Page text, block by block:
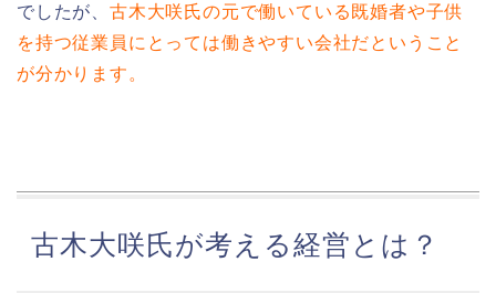
でしたが、 古木大咲氏の元で働いている既婚者や子供
を持つ従業員にとっては働きやすい会社だということ
が分かります。
古木大咲氏が考える経営とは？